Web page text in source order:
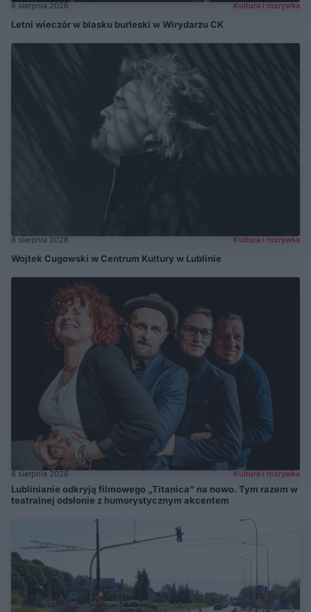
8 sierpnia 2026 Kultura i rozrywka
Letni wieczór w blasku burleski w Wirydarzu CK
8 sierpnia 2026 Kultura i rozrywka
Wojtek Cugowski w Centrum Kultury w Lublinie
8 sierpnia 2026 Kultura i rozrywka
Lublinianie odkryją filmowego „Titanica” na nowo. Tym razem w
teatralnej odsłonie z humorystycznym akcentem